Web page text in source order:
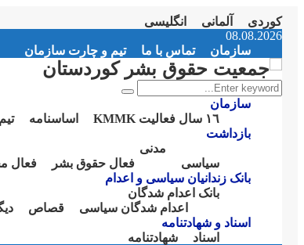
کوردی آلمانی
انگلیسی
Facebook
Twitter
Instagram
Youtube
Email
Telegram
08.08.2026
سازمان
تماس با ما تیم و چارت سازمان
Search
for:
Search
سازمان
١٦ سال فعالیت KMMK
اساسنامە
بازداشت
سیاسی
مدنی
فعال حقوق بشر
فعال
بانک زندانیان سیاسی و اعدام
بانک اعدام شدگان
اعدام شدگان سیاسی
قصاص
اسناد و شهادتنامە
اسناد
شهادتنامە